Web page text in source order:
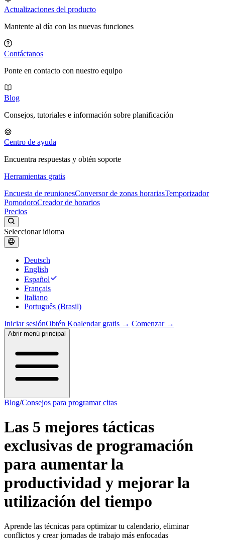
Actualizaciones del producto
Mantente al día con las nuevas funciones
Contáctanos
Ponte en contacto con nuestro equipo
Blog
Consejos, tutoriales e información sobre planificación
Centro de ayuda
Encuentra respuestas y obtén soporte
Herramientas gratis
Encuesta de reunionesConversor de zonas horariasTemporizador
PomodoroCreador de horarios
Precios
Seleccionar idioma
Deutsch
English
Español
Français
Italiano
Português (Brasil)
Iniciar sesiónObtén Koalendar gratis → Comenzar →
Abrir menú principal
Blog/Consejos para programar citas
Las 5 mejores tácticas
exclusivas de programación
para aumentar la
productividad y mejorar la
utilización del tiempo
Aprende las técnicas para optimizar tu calendario, eliminar
conflictos y crear jornadas de trabajo más enfocadas